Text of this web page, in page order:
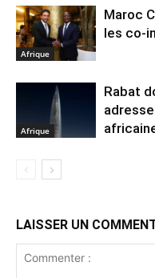
Afrique
Maroc
les co-
Afrique
Rabat
LAISSER UN